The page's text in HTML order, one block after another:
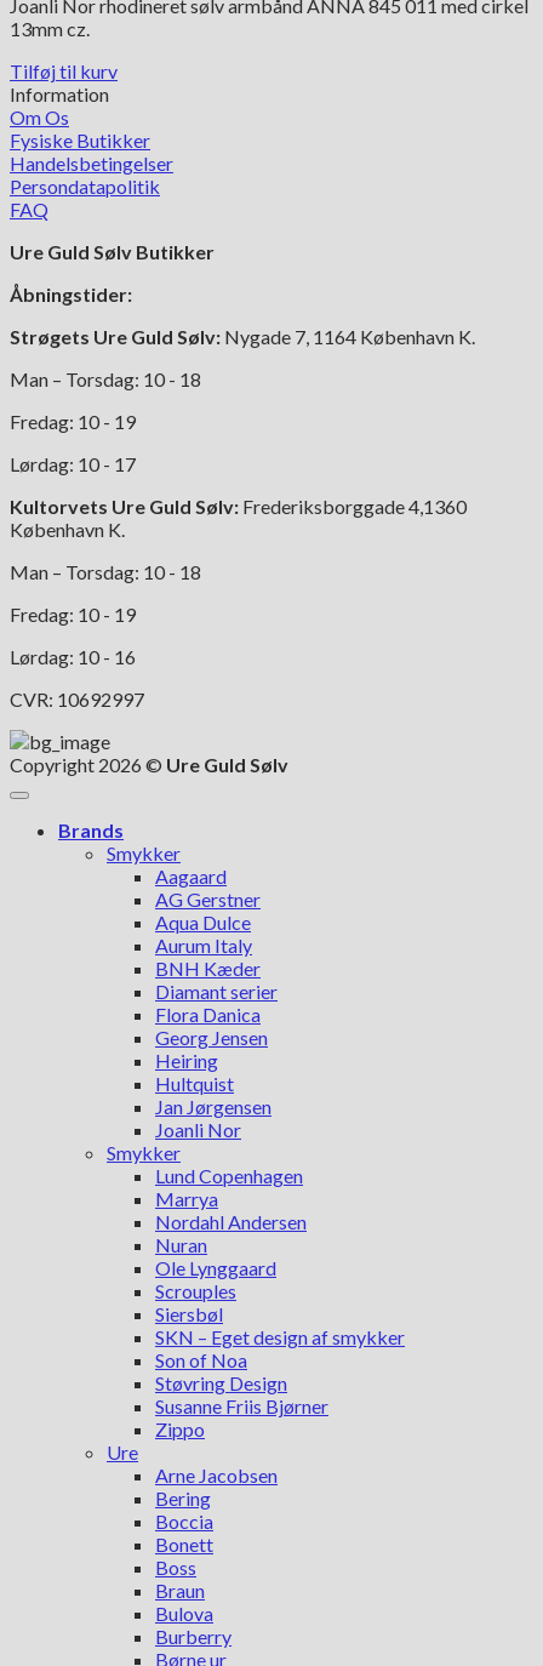
Joanli Nor rhodineret sølv armbånd ANNA 845 011 med cirkel
13mm cz.
Tilføj til kurv
Information
Om Os
Fysiske Butikker
Handelsbetingelser
Persondatapolitik
FAQ
Ure Guld Sølv Butikker
Åbningstider:
Strøgets Ure Guld Sølv: Nygade 7, 1164 København K.
Man – Torsdag: 10 - 18
Fredag: 10 - 19
Lørdag: 10 - 17
Kultorvets Ure Guld Sølv: Frederiksborggade 4,1360
København K.
Man – Torsdag: 10 - 18
Fredag: 10 - 19
Lørdag: 10 - 16
CVR: 10692997
Copyright 2026 © Ure Guld Sølv
Brands
Smykker
Aagaard
AG Gerstner
Aqua Dulce
Aurum Italy
BNH Kæder
Diamant serier
Flora Danica
Georg Jensen
Heiring
Hultquist
Jan Jørgensen
Joanli Nor
Smykker
Lund Copenhagen
Marrya
Nordahl Andersen
Nuran
Ole Lynggaard
Scrouples
Siersbøl
SKN – Eget design af smykker
Son of Noa
Støvring Design
Susanne Friis Bjørner
Zippo
Ure
Arne Jacobsen
Bering
Boccia
Bonett
Boss
Braun
Bulova
Burberry
Børne ur